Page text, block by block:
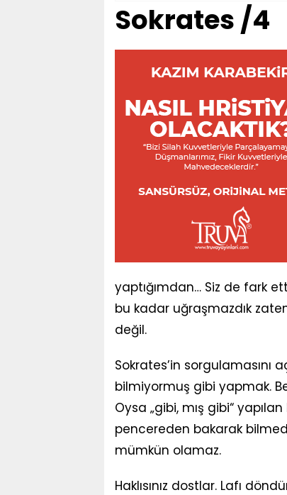
Sokrates /4
yaptığımdan… Siz de fark
bu kadar uğraşmazdık
değil.
Sokrates’in sorgulamasını
bilmiyormuş gibi yapmak.
Oysa „gibi, mış gibi“
pencereden bakarak
mümkün olamaz.
Haklısınız dostlar. Lafı